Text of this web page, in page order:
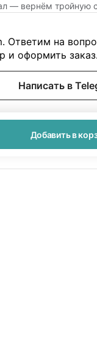
— вернём тройную
Ответим на
и оформить заказ.
Написать в
Добавить в